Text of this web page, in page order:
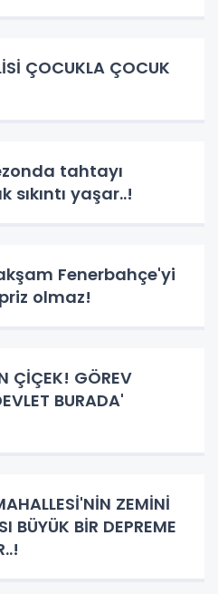
ÇOCUKLA ÇOCUK
tahtayı
yaşar..!
Fenerbahçe'yi
olmaz!
ÇİÇEK! GÖREV
BURADA'
ZEMİNİ
BÜYÜK BİR DEPREME